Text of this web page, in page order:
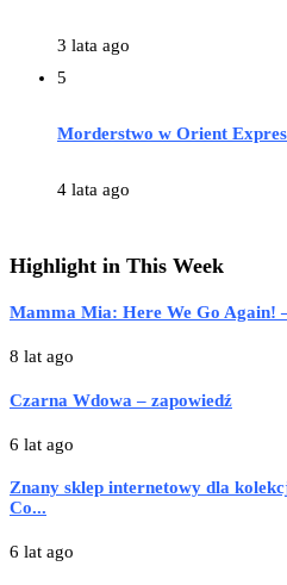
3 lata ago
5
Morderstwo w Orient
4 lata ago
Highlight in This Week
Mamma Mia: Here We Go Again!
8 lat ago
Czarna Wdowa – zapowiedź
6 lat ago
Znany sklep internetowy dla
Co...
6 lat ago